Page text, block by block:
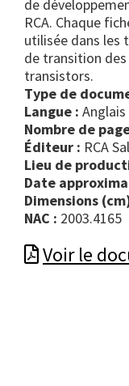
de
RCA. Chaque
utilisée dans les
de transition
transistors.
Type de
Langue : Anglais
Nombre de
Éditeur : RCA
Lieu de
Date
Dimensions
NAC : 2003.4165
Voir le